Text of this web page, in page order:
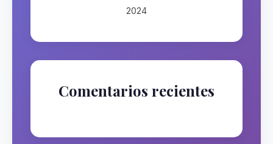
2024
Comentarios recientes